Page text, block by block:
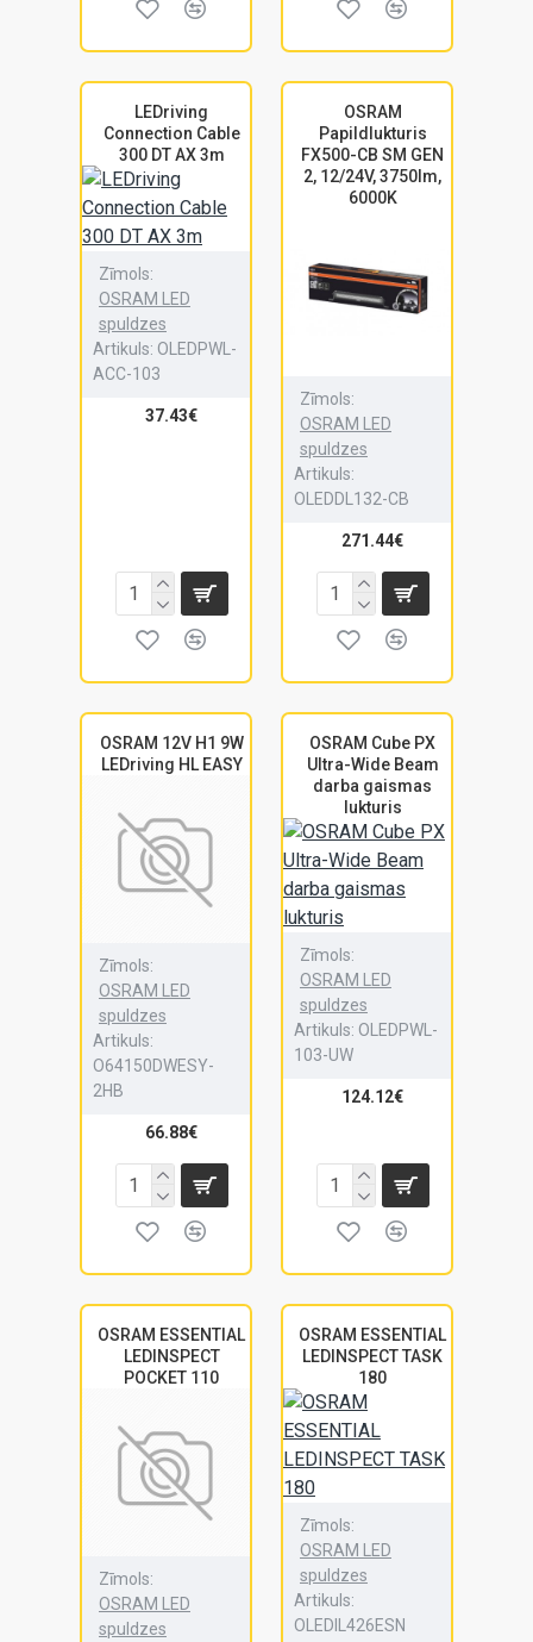
LEDriving
Connection Cable
300 DT AX 3m
Zīmols:
OSRAM LED
spuldzes
Artikuls: OLEDPWL-
ACC-103
37.43€
OSRAM
Papildlukturis
FX500-CB SM GEN
2, 12/24V, 3750lm,
6000K
Zīmols:
OSRAM LED
spuldzes
Artikuls:
OLEDDL132-CB
271.44€
OSRAM 12V H1 9W
LEDriving HL EASY
Zīmols:
OSRAM LED
spuldzes
Artikuls:
O64150DWESY-
2HB
66.88€
OSRAM Cube PX
Ultra-Wide Beam
darba gaismas
lukturis
Zīmols:
OSRAM LED
spuldzes
Artikuls: OLEDPWL-
103-UW
124.12€
OSRAM ESSENTIAL
LEDINSPECT
POCKET 110
Zīmols:
OSRAM LED
spuldzes
OSRAM ESSENTIAL
LEDINSPECT TASK
180
Zīmols:
OSRAM LED
spuldzes
Artikuls:
OLEDIL426ESN